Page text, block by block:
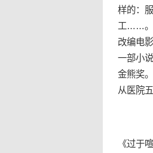
样的：
工……。
改编电
一部小
金熊奖
从医院
《过于